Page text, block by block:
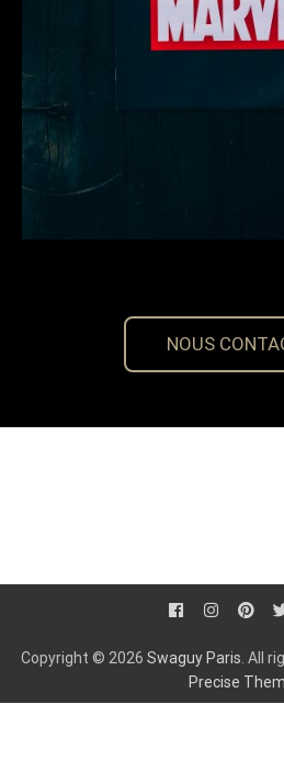
NOUS
Copyright © 2026 Swaguy Paris . All
Precise